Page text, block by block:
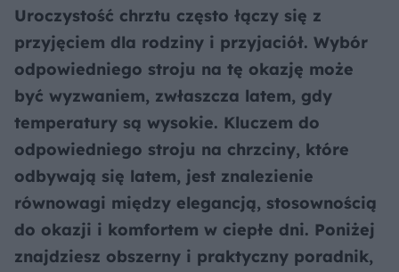
Uroczystość chrztu często łączy się z
przyjęciem dla rodziny i przyjaciół. Wybór
odpowiedniego stroju na tę okazję może
być wyzwaniem, zwłaszcza latem, gdy
temperatury są wysokie. Kluczem do
odpowiedniego stroju na chrzciny, które
odbywają się latem, jest znalezienie
równowagi między elegancją, stosownością
do okazji i komfortem w ciepłe dni. Poniżej
znajdziesz obszerny i praktyczny poradnik,